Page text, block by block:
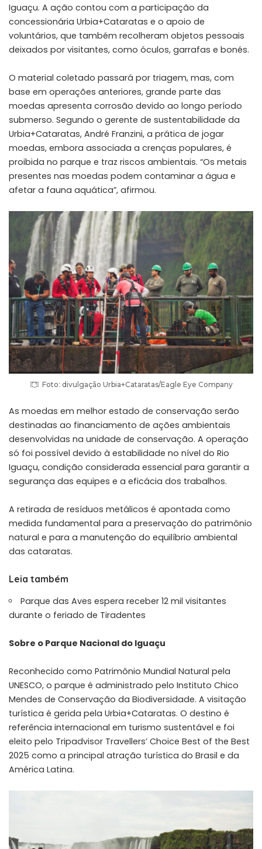
Iguaçu. A ação contou com a participação da
concessionária Urbia+Cataratas e o apoio de
voluntários, que também recolheram objetos pessoais
deixados por visitantes, como óculos, garrafas e bonés.
O material coletado passará por triagem, mas, com
base em operações anteriores, grande parte das
moedas apresenta corrosão devido ao longo período
submerso. Segundo o gerente de sustentabilidade da
Urbia+Cataratas, André Franzini, a prática de jogar
moedas, embora associada a crenças populares, é
proibida no parque e traz riscos ambientais. “Os metais
presentes nas moedas podem contaminar a água e
afetar a fauna aquática”, afirmou.
Foto: divulgação Urbia+Cataratas/Eagle Eye Company
As moedas em melhor estado de conservação serão
destinadas ao financiamento de ações ambientais
desenvolvidas na unidade de conservação. A operação
só foi possível devido à estabilidade no nível do Rio
Iguaçu, condição considerada essencial para garantir a
segurança das equipes e a eficácia dos trabalhos.
A retirada de resíduos metálicos é apontada como
medida fundamental para a preservação do patrimônio
natural e para a manutenção do equilíbrio ambiental
das cataratas.
Leia também
Parque das Aves espera receber 12 mil visitantes
durante o feriado de Tiradentes
Sobre o Parque Nacional do Iguaçu
Reconhecido como Patrimônio Mundial Natural pela
UNESCO, o parque é administrado pelo Instituto Chico
Mendes de Conservação da Biodiversidade. A visitação
turística é gerida pela Urbia+Cataratas. O destino é
referência internacional em turismo sustentável e foi
eleito pelo Tripadvisor Travellers’ Choice Best of the Best
2025 como a principal atração turística do Brasil e da
América Latina.